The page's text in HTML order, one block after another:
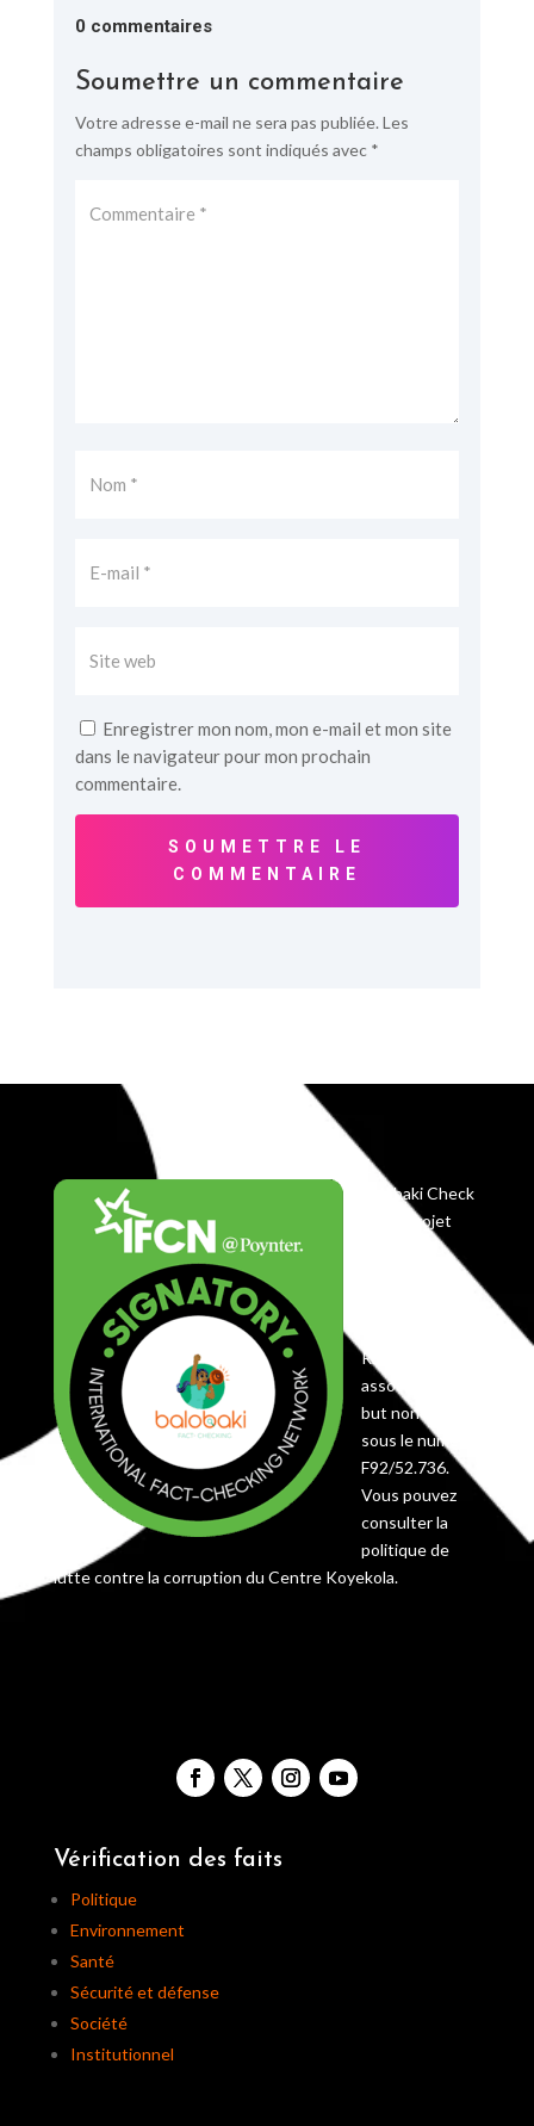
0 commentaires
Soumettre un commentaire
Votre adresse e-mail ne sera pas publiée. Les
champs obligatoires sont indiqués avec *
Enregistrer mon nom, mon e-mail et mon site
dans le navigateur pour mon prochain
commentaire.
SOUMETTRE LE
COMMENTAIRE
Balobaki Check
est le projet
éditorial du
RDC comme
association à
but non lucratif
sous le numéro
F92/52.736.
Vous pouvez
consulter la
politique de
lutte contre la corruption du Centre Koyekola.
Vérification des faits
Politique
Environnement
Santé
Sécurité et défense
Société
Institutionnel